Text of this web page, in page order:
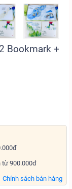
Bookmark +
từ 900.000đ
Chính sách bán hàng